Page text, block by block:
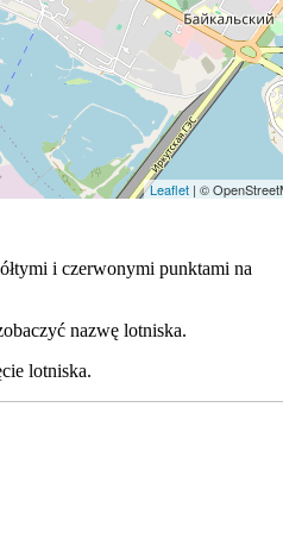
Leaflet | ©
i czerwonymi punktami na
nazwę lotniska.
lotniska.